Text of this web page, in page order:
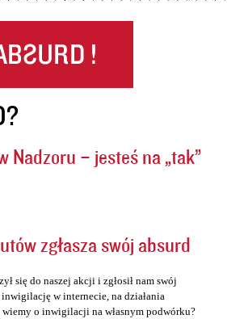
Nadzoru – jesteś na „tak”
zgłasza swój absurd
się do naszej akcji i zgłosił nam swój
w internecie, na działania
wiemy o inwigilacji na własnym podwórku?